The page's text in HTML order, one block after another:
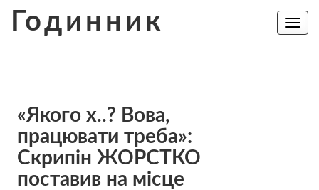
Годинник
Toggle
«Якого х..? Вова,
працювати треба»:
Скрипін ЖОРСТКО
поставив на місце